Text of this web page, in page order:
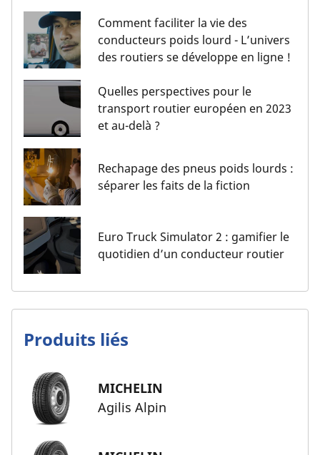
Comment faciliter la vie des
conducteurs poids lourd - L’univers
des routiers se développe en ligne !
Quelles perspectives pour le
transport routier européen en 2023
et au-delà ?
Rechapage des pneus poids lourds :
séparer les faits de la fiction
Euro Truck Simulator 2 : gamifier le
quotidien d’un conducteur routier
Produits liés
MICHELIN
Agilis Alpin